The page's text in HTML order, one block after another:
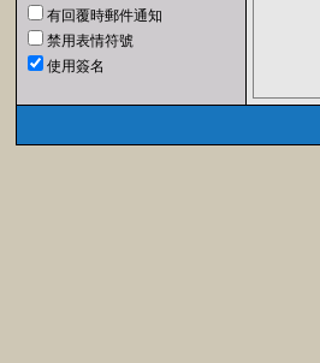
有回覆時郵件通知
禁用表情符號
使用簽名